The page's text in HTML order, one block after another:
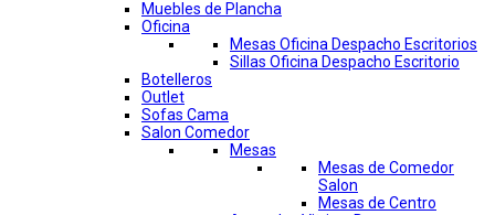
Muebles de Plancha
Oficina
Mesas Oficina Despacho Escritorios
Sillas Oficina Despacho Escritorio
Botelleros
Outlet
Sofas Cama
Salon Comedor
Mesas
Mesas de Comedor
Salon
Mesas de Centro